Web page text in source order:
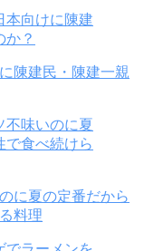
陳建民・陳建一親
に夏の定番だから
料理